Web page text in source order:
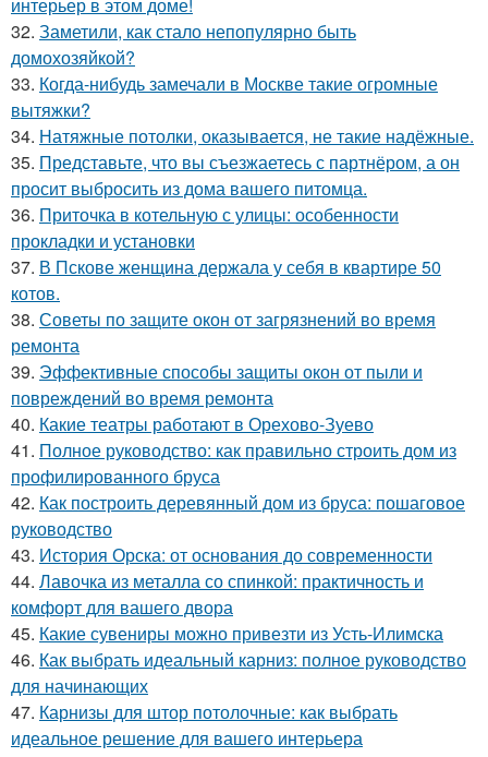
32. Заметили, как стало непопулярно быть
домохозяйкой?
33. Когда-нибудь замечали в Москве такие огромные
вытяжки?
34. Натяжные потолки, оказывается, не такие надёжные.
35. Представьте, что вы съезжаетесь с партнёром, а он
просит выбросить из дома вашего питомца.
36. Приточка в котельную с улицы: особенности
прокладки и установки
37. В Пскове женщина держала у себя в квартире 50
котов.
38. Советы по защите окон от загрязнений во время
ремонта
39. Эффективные способы защиты окон от пыли и
повреждений во время ремонта
40. Какие театры работают в Орехово-Зуево
41. Полное руководство: как правильно строить дом из
профилированного бруса
42. Как построить деревянный дом из бруса: пошаговое
руководство
43. История Орска: от основания до современности
44. Лавочка из металла со спинкой: практичность и
комфорт для вашего двора
45. Какие сувениры можно привезти из Усть-Илимска
46. Как выбрать идеальный карниз: полное руководство
для начинающих
47. Карнизы для штор потолочные: как выбрать
идеальное решение для вашего интерьера